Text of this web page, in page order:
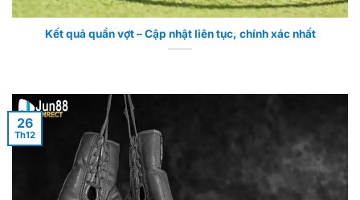
Kết quả quần vợt – Cập nhật liên tục, chính xác nhất
26
Th12